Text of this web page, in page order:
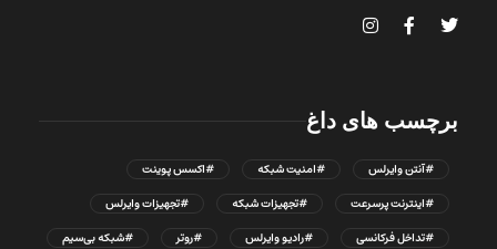
برچسب های داغ
#آنتن وایرلس #امنیت شبکه
#اکسس پوینت
#اینترنت پرسرعت
#تجهیزات شبکه
#تجهیزات وایرلس
#تداخل فرکانسی
#رادیو وایرلس #روتر
#شبکه بی‌سیم